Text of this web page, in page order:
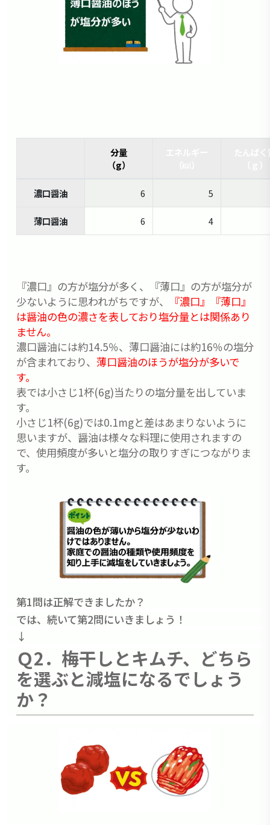
分量
（g）
濃口醤油 6 5
薄口醤油 6 4
『濃口』の方が塩分が多く、『薄口』の方が塩分が
少ないように思われがちですが、
『濃口』『薄口』
は醤油の色の濃さを表しており塩分量とは関係あり
ません。
濃口醤油には約14.5％、薄口醤油には約16％の塩分
が含まれており、 薄口醤油のほうが塩分が多いで
す。
表では小さじ1杯(6g)当たりの塩分量を出していま
す。
小さじ1杯(6g)では0.1mgと差はあまりないように
思いますが、醤油は様々な料理に使用されますの
で、使用頻度が多いと塩分の取りすぎにつながりま
す。
第1問は正解できましたか？
では、続いて第2問にいきましょう！
↓
Ｑ2．梅干しとキムチ、どちら
を選ぶと減塩になるでしょう
か？